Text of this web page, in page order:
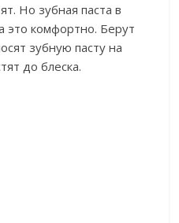
Но зубная паста в
это комфортно. Берут
зубную пасту на
до блеска.